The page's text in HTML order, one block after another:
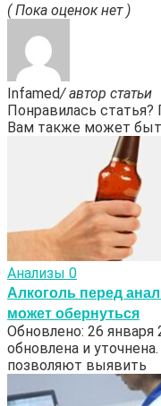
( Пока оценок нет )
Infamed/ автор статьи
Понравилась статья?
Вам также может
Анализы 0
Алкоголь перед
может обернуться
Обновлено: 26
обновлена и
позволяют выявить